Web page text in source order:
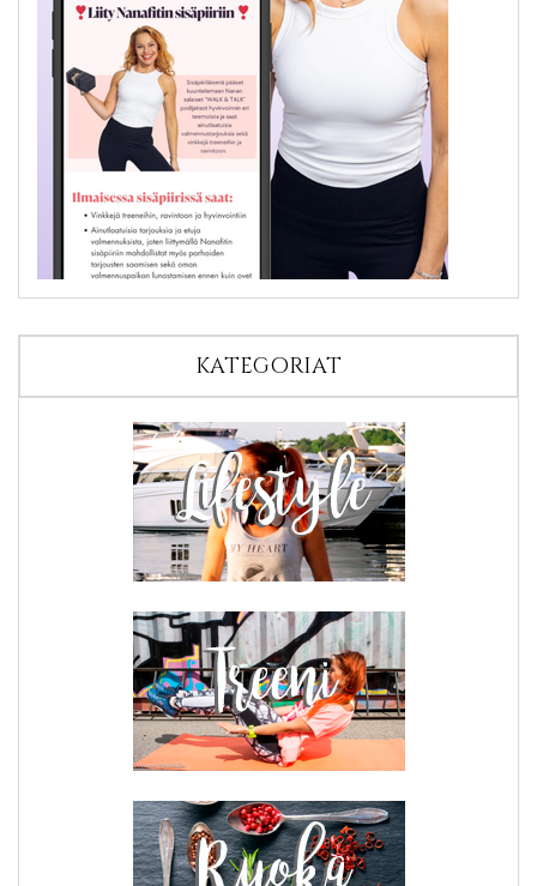
KATEGORIAT